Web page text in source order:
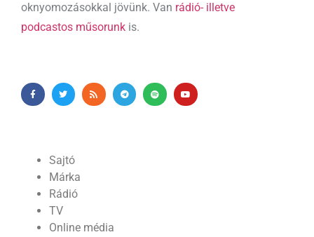
oknyomozásokkal jövünk. Van rádió- illetve
podcastos műsorunk is.
Sajtó
Márka
Rádió
TV
Online média